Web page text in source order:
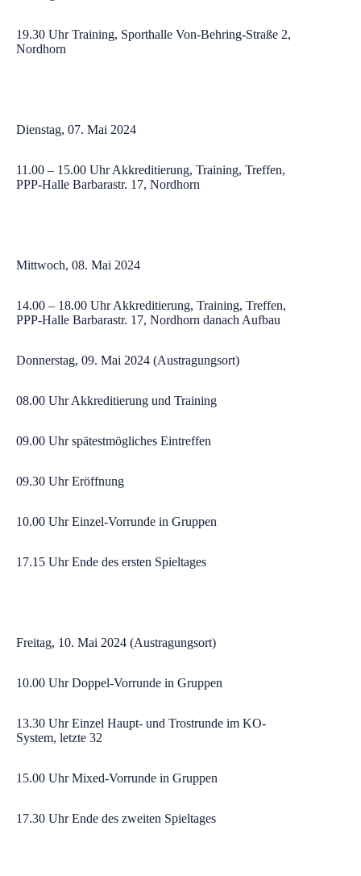
19.30 Uhr Training, Sporthalle Von-Behring-Straße 2,
Nordhorn
Dienstag, 07. Mai 2024
11.00 – 15.00 Uhr Akkreditierung, Training, Treffen,
PPP-Halle Barbarastr. 17, Nordhorn
Mittwoch, 08. Mai 2024
14.00 – 18.00 Uhr Akkreditierung, Training, Treffen,
PPP-Halle Barbarastr. 17, Nordhorn danach Aufbau
Donnerstag, 09. Mai 2024 (Austragungsort)
08.00 Uhr Akkreditierung und Training
09.00 Uhr spätestmögliches Eintreffen
09.30 Uhr Eröffnung
10.00 Uhr Einzel-Vorrunde in Gruppen
17.15 Uhr Ende des ersten Spieltages
Freitag, 10. Mai 2024 (Austragungsort)
10.00 Uhr Doppel-Vorrunde in Gruppen
13.30 Uhr Einzel Haupt- und Trostrunde im KO-
System, letzte 32
15.00 Uhr Mixed-Vorrunde in Gruppen
17.30 Uhr Ende des zweiten Spieltages